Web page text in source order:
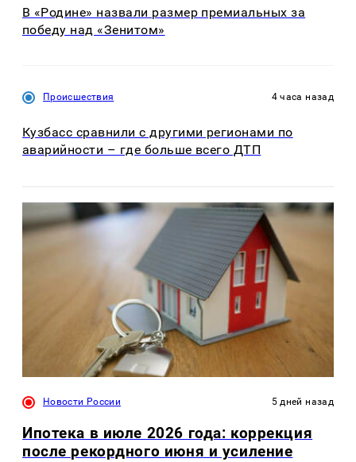
В «Родине» назвали размер премиальных за
победу над «Зенитом»
Происшествия 4 часа назад
Кузбасс сравнили с другими регионами по
аварийности – где больше всего ДТП
Новости России 5 дней назад
Ипотека в июле 2026 года: коррекция
после рекордного июня и усиление